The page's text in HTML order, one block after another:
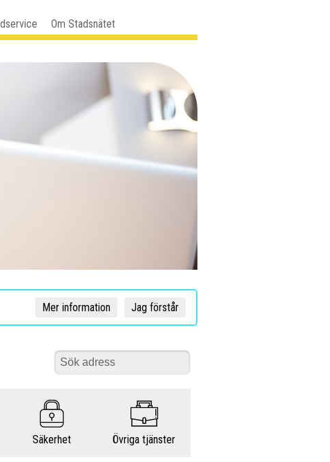
Om Stadsnätet
Jag förstår
Mer information
Säkerhet Övriga tjänster